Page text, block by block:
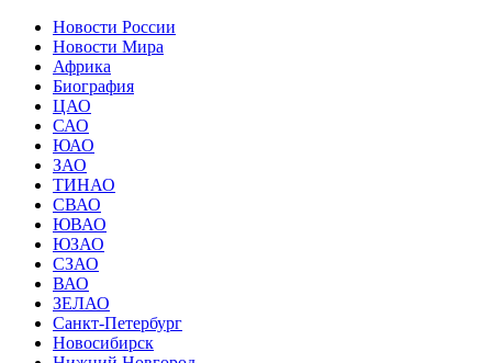
Новости России
Новости Мира
Африка
Биография
ЦАО
САО
ЮАО
ЗАО
ТИНАО
СВАО
ЮВАО
ЮЗАО
СЗАО
ВАО
ЗЕЛАО
Санкт-Петербург
Новосибирск